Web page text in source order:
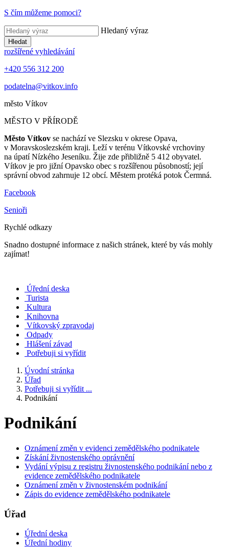
S čím můžeme pomoci?
Hledaný výraz
Hledat
rozšířené vyhledávání
+420 556 312 200
podatelna@vitkov.info
město Vítkov
MĚSTO V PŘÍRODĚ
Město Vítkov se nachází ve Slezsku v okrese Opava,
v Moravskoslezském kraji. Leží v terénu Vítkovské vrchoviny
na úpatí Nízkého Jeseníku. Žije zde přibližně 5 412 obyvatel.
Vítkov je pro jižní Opavsko obec s rozšířenou působností; její
správní obvod zahrnuje 12 obcí. Městem protéká potok Čermná.
Facebook
Senioři
Rychlé odkazy
Snadno dostupné informace z našich stránek, které by vás mohly
zajímat!
Úřední deska
Turista
Kultura
Knihovna
Vítkovský zpravodaj
Odpady
Hlášení závad
Potřebuji si vyřídit
Úvodní stránka
Úřad
Potřebuji si vyřídit ...
Podnikání
Podnikání
Oznámení změn v evidenci zemědělského podnikatele
Získání živnostenského oprávnění
Vydání výpisu z registru živnostenského podnikání nebo z
evidence zemědělského podnikatele
Oznámení změn v živnostenském podnikání
Zápis do evidence zemědělského podnikatele
Úřad
Úřední deska
Úřední hodiny